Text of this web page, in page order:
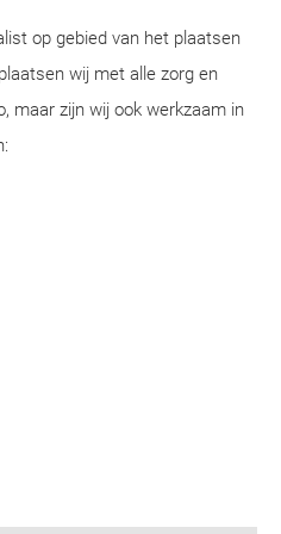
op gebied van het plaatsen
wij met alle zorg en
maar zijn wij ook werkzaam in